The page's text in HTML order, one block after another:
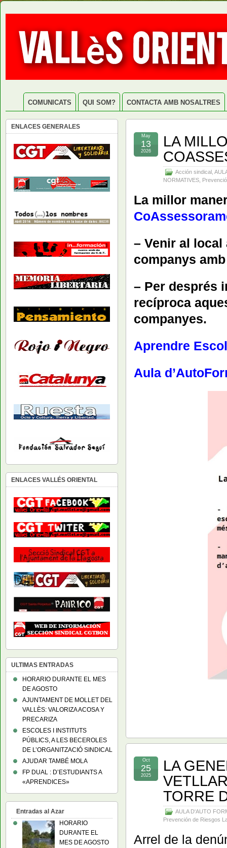
COMUNICATS QUI SOM? CONTACTA AMB NOSALTRES
LA
Acción sindical
NORMATIVES
May
13
2026
La millor
– Venir al
companys
– Per després
recíproca
companyes.
Aprendre
Aula
LA
TORRE
AULA D'AUTO
Prevención de Riesgos
Oct
25
2025
Arrel de la
ENLACES GENERALES
ENLACES VALLÉS ORIENTAL
ULTIMAS ENTRADAS
HORARIO DURANTE EL MES
DE AGOSTO
AJUNTAMENT DE MOLLET DEL
VALLÈS: VALORIZA ACOSA Y
PRECARIZA
ESCOLES I INSTITUTS
PÚBLICS, A LES BECEROLES
DE L’ORGANITZACIÓ SINDICAL
AJUDAR TAMBÉ MOLA
FP DUAL : D’ESTUDIANTS A
«APRENDICES»
Entradas al Azar
HORARIO
DURANTE EL
MES DE AGOSTO